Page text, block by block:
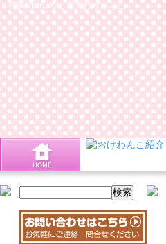
桶狭間のいやし番犬おけわんこ